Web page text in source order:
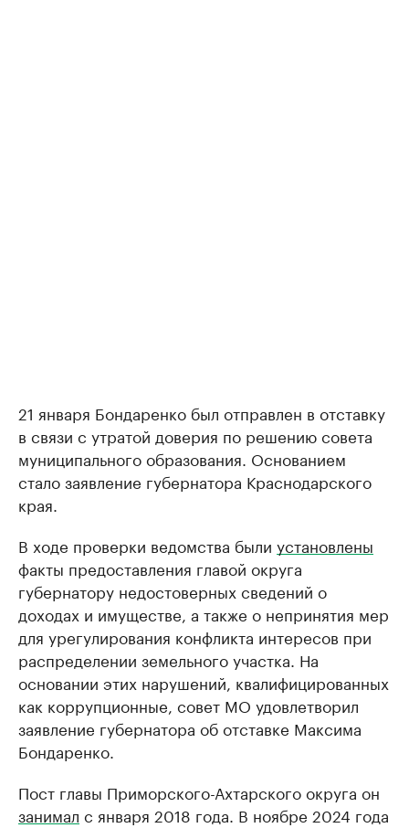
21 января Бондаренко был отправлен в отставку
в связи с утратой доверия по решению совета
муниципального образования. Основанием
стало заявление губернатора Краснодарского
края.
В ходе проверки ведомства были установлены
факты предоставления главой округа
губернатору недостоверных сведений о
доходах и имуществе, а также о непринятия мер
для урегулирования конфликта интересов при
распределении земельного участка. На
основании этих нарушений, квалифицированных
как коррупционные, совет МО удовлетворил
заявление губернатора об отставке Максима
Бондаренко.
Пост главы Приморского-Ахтарского округа он
занимал с января 2018 года. В ноябре 2024 года